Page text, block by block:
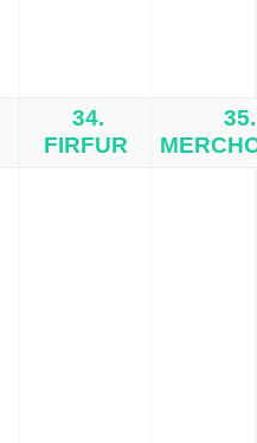
34.
FIRFUR
35.